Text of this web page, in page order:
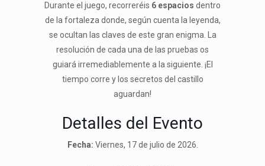
Durante el juego, recorreréis 6 espacios dentro
de la fortaleza donde, según cuenta la leyenda,
se ocultan las claves de este gran enigma. La
resolución de cada una de las pruebas os
guiará irremediablemente a la siguiente. ¡El
tiempo corre y los secretos del castillo
aguardan!
Detalles del Evento
Fecha: Viernes, 17 de julio de 2026.